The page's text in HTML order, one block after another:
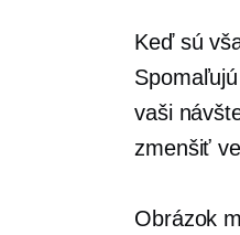
Keď sú
vaši
zmenšiť
Obrázok